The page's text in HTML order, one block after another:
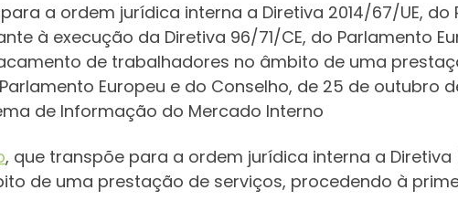
a ordem jurídica interna a Diretiva 2014/67/UE, do
à execução da Diretiva 96/71/CE, do Parlamento
de trabalhadores no âmbito de uma
Europeu e do Conselho, de 25 de outubro
de Informação do Mercado Interno
, que transpõe para a ordem jurídica interna a Diretiva
de uma prestação de serviços, procedendo à